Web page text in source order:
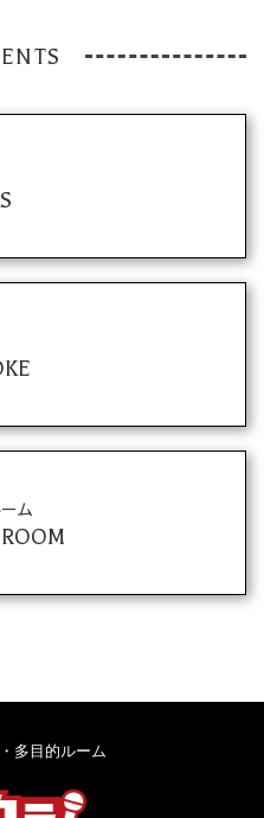
ム
多目的ルーム